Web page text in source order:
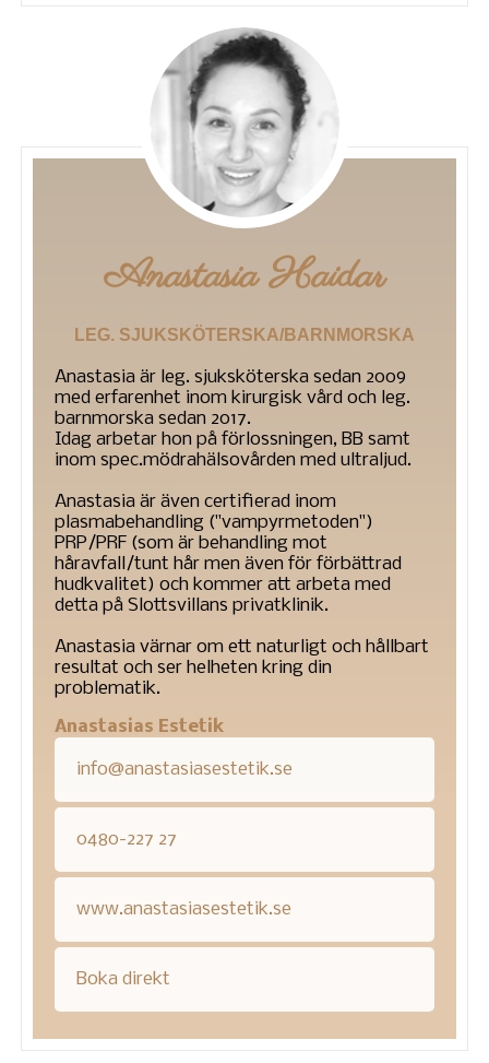
Anastasia Haidar
LEG. SJUKSKÖTERSKA/BARNMORSKA
Anastasia är leg. sjuksköterska sedan 2009
med erfarenhet inom kirurgisk vård och leg.
barnmorska sedan 2017.
Idag arbetar hon på förlossningen, BB samt
inom spec.mödrahälsovården med ultraljud.
Anastasia är även certifierad inom
plasmabehandling ("vampyrmetoden")
PRP/PRF (som är behandling mot
håravfall/tunt hår men även för förbättrad
hudkvalitet) och kommer att arbeta med
detta på Slottsvillans privatklinik.
Anastasia värnar om ett naturligt och hållbart
resultat och ser helheten kring din
problematik.
Anastasias Estetik
info@anastasiasestetik.se
0480-227 27
www.anastasiasestetik.se
Boka direkt